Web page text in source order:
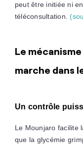
peut être initiée ni
téléconsultation.
Le
marche dans
Un contrôle
Le Mounjaro facilite
que la glycémie